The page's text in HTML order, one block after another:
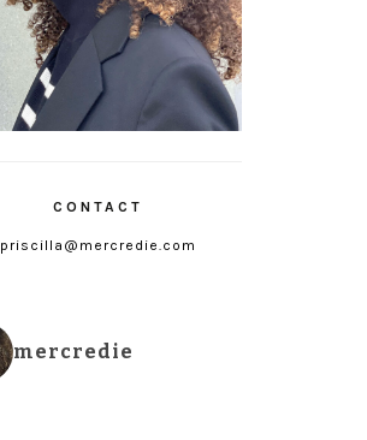
CONTACT
priscilla@mercredie.com
mercredie